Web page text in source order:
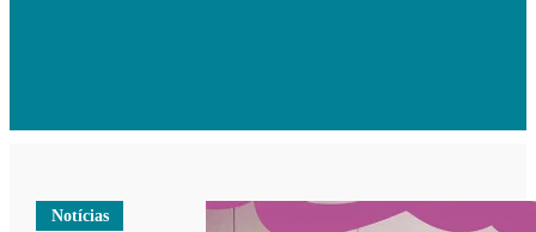
Notícias